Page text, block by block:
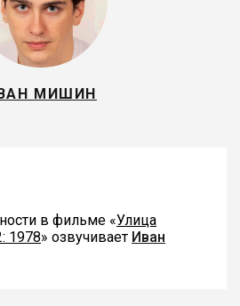
МИШИН
в фильме «Улица
1978» озвучивает Иван